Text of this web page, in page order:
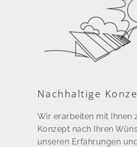
Nachhaltige
Wir erarbeiten mit Ihnen
Konzept nach Ihren
unseren Erfahrungen